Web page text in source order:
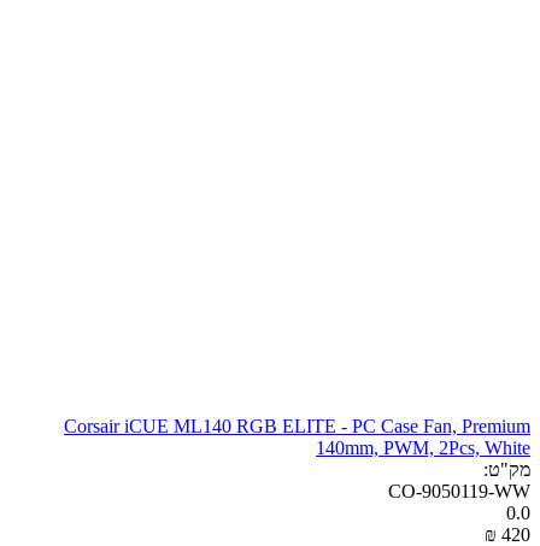
Corsair iCUE ML140 RGB ELITE - PC Case Fan, Premium
140mm, PWM, 2Pcs, White
מק"ט:
CO-9050119-WW
0.0
₪ ‍420‍